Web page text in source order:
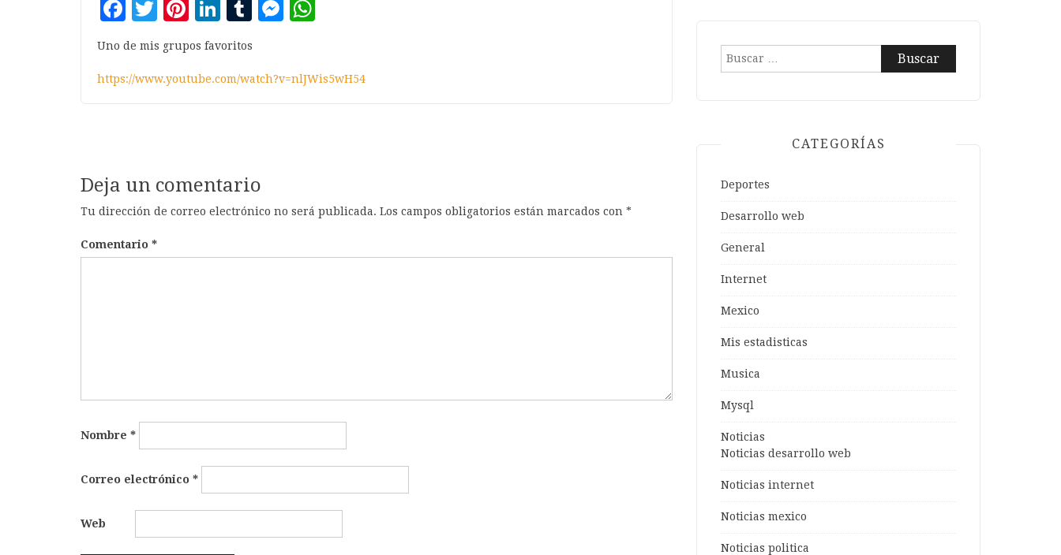
Facebook
Twitter
Pinterest
LinkedIn
Tumblr
Messenger
Uno de mis grupos favoritos
https://www.youtube.com/watch?v=nlJWis5wH54
Deja un comentario
Tu dirección de correo electrónico no será publicada. Los campos obligatorios están marcados con *
Comentario *
Nombre *
Correo electrónico *
Web
Buscar:
CATEGORÍAS
Deportes
Desarrollo web
General
Internet
Mexico
Mis estadisticas
Musica
Mysql
Noticias
Noticias desarrollo web
Noticias internet
Noticias mexico
Noticias politica